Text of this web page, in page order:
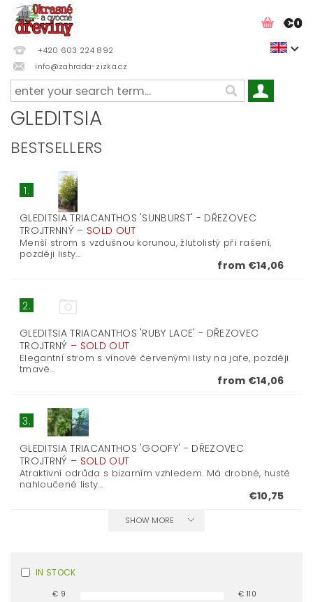
+420 603 224 892
info@zahrada-zizka.cz
€0
GLEDITSIA
BESTSELLERS
1.
GLEDITSIA TRIACANTHOS 'SUNBURST' - DŘEZOVEC
TROJTRNNÝ – SOLD OUT
Menší strom s vzdušnou korunou, žlutolistý při rašení,
později listy...
from €14,06
2.
GLEDITSIA TRIACANTHOS 'RUBY LACE' - DŘEZOVEC
TROJTRNÝ – SOLD OUT
Elegantní strom s vínově červenými listy na jaře, později
tmavě...
from €14,06
3.
GLEDITSIA TRIACANTHOS 'GOOFY' - DŘEZOVEC
TROJTRNÝ – SOLD OUT
Atraktivní odrůda s bizarním vzhledem. Má drobné, hustě
nahloučené listy...
€10,75
SHOW MORE
IN STOCK
€ 9 € 110